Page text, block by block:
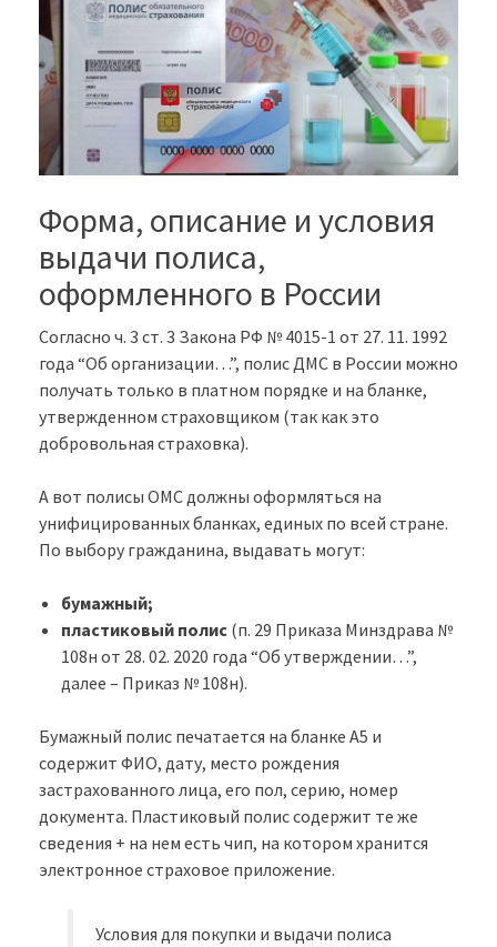
Форма, описание и условия
выдачи полиса,
оформленного в России
Согласно ч. 3 ст. 3 Закона РФ № 4015-1 от 27. 11. 1992
года “Об организации…”, полис ДМС в России можно
получать только в платном порядке и на бланке,
утвержденном страховщиком (так как это
добровольная страховка).
А вот полисы ОМС должны оформляться на
унифицированных бланках, единых по всей стране.
По выбору гражданина, выдавать могут:
бумажный;
пластиковый полис (п. 29 Приказа Минздрава №
108н от 28. 02. 2020 года “Об утверждении…”,
далее – Приказ № 108н).
Бумажный полис печатается на бланке А5 и
содержит ФИО, дату, место рождения
застрахованного лица, его пол, серию, номер
документа. Пластиковый полис содержит те же
сведения + на нем есть чип, на котором хранится
электронное страховое приложение.
Условия для покупки и выдачи полиса